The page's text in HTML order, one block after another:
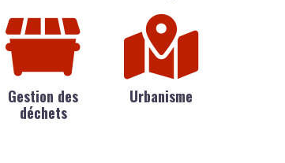
Gestion des
déchets
Urbanisme